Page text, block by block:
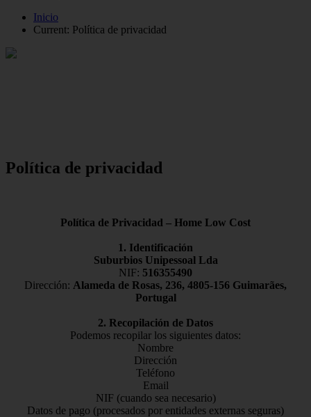
Inicio
Current: Política de privacidad
Política de privacidad
Política de Privacidad – Home Low Cost
1. Identificación
Suburbios Unipessoal Lda
NIF: 516355490
Dirección: Alameda de Rosas, 236, 4805-156 Guimarães,
Portugal
2. Recopilación de Datos
Podemos recopilar los siguientes datos:
Nombre
Dirección
Teléfono
Email
NIF (cuando sea necesario)
Datos de pago (procesados por entidades externas seguras)